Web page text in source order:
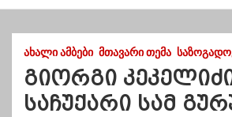
ᲐᲮᲐᲚᲘ ᲐᲛᲑᲔᲑᲘ ᲛᲗᲐᲕᲐᲠᲘ ᲗᲔᲛᲐ
გიორგი
საჩუქარი სამ